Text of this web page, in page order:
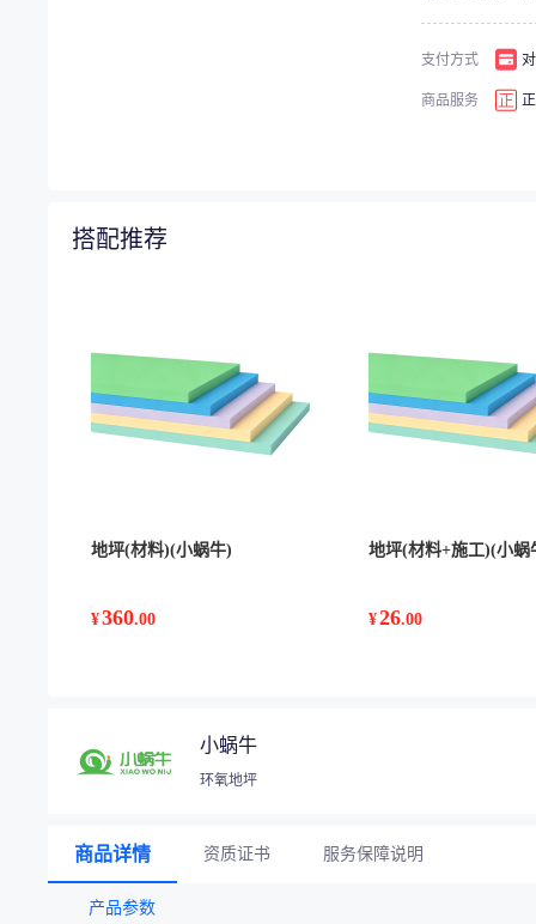
支付方式
商品服务
搭配推荐
地坪(材料)(小蜗牛)
¥360.00
地坪(材料+施工)(小蜗
¥26.00
小蜗牛
环氧地坪
商品详情 资质证书 服务保障说明
产品参数